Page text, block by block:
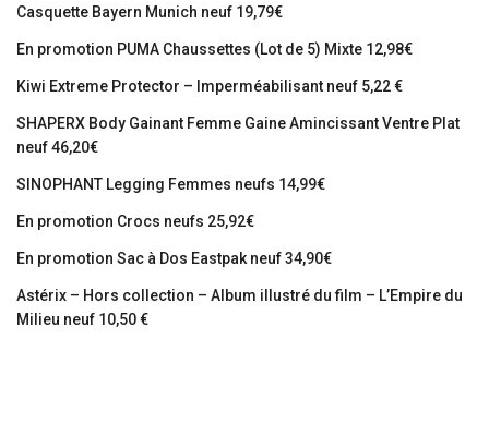
Casquette Bayern Munich neuf 19,79€
En promotion PUMA Chaussettes (Lot de 5) Mixte 12,98€
Kiwi Extreme Protector – Imperméabilisant neuf 5,22 €
SHAPERX Body Gainant Femme Gaine Amincissant Ventre Plat
neuf 46,20€
SINOPHANT Legging Femmes neufs 14,99€
En promotion Crocs neufs 25,92€
En promotion Sac à Dos Eastpak neuf 34,90€
Astérix – Hors collection – Album illustré du film – L’Empire du
Milieu neuf 10,50 €